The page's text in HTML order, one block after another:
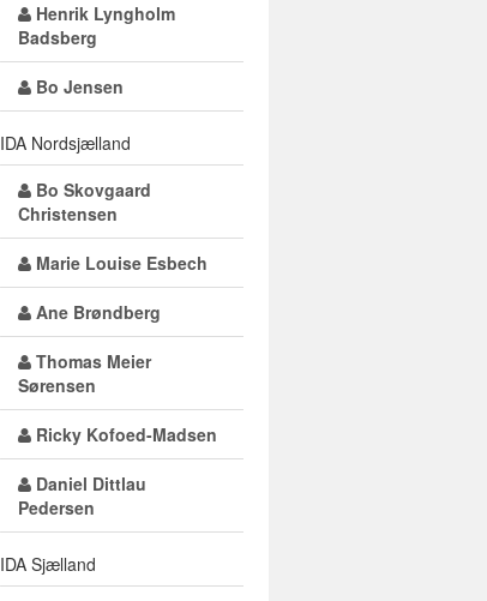
Henrik Lyngholm
Badsberg
Bo Jensen
IDA Nordsjælland
Bo Skovgaard
Christensen
Marie Louise Esbech
Ane Brøndberg
Thomas Meier
Sørensen
Ricky Kofoed-Madsen
Daniel Dittlau
Pedersen
IDA Sjælland